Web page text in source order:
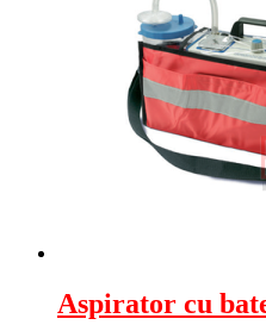
Aspirator cu